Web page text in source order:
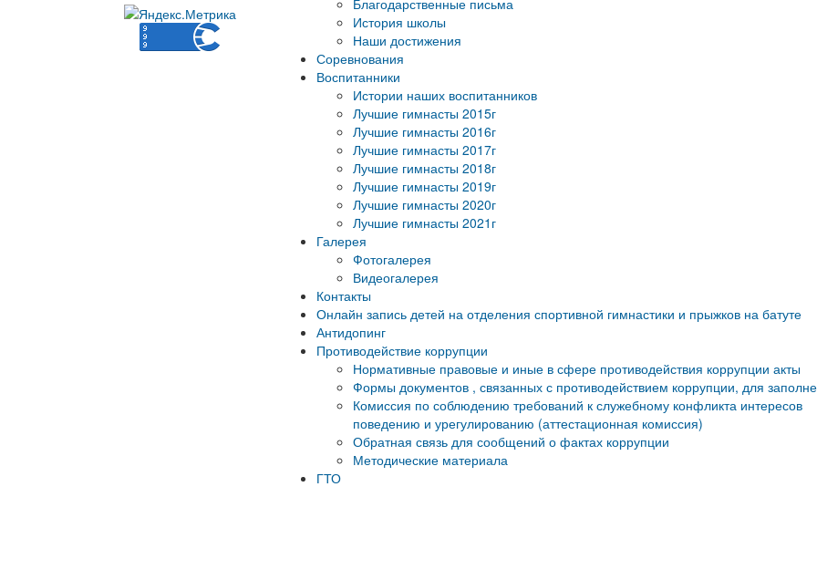
Благодарственные письма
История школы
Наши достижения
Соревнования
Воспитанники
Истории наших воспитанников
Лучшие гимнасты 2015г
Лучшие гимнасты 2016г
Лучшие гимнасты 2017г
Лучшие гимнасты 2018г
Лучшие гимнасты 2019г
Лучшие гимнасты 2020г
Лучшие гимнасты 2021г
Галерея
Фотогалерея
Видеогалерея
Контакты
Онлайн запись детей на отделения спортивной гимнастики и прыжков на батуте
Антидопинг
Противодействие коррупции
Нормативные правовые и иные в сфере противодействия коррупции акты
Формы документов , связанных с противодействием коррупции, для
Комиссия по соблюдению требований к служебному конфликта интересов
поведению и урегулированию (аттестационная комиссия)
Обратная связь для сообщений о фактах коррупции
Методические материала
ГТО